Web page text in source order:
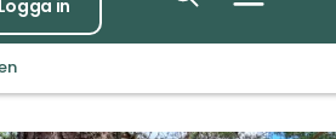
Logga in